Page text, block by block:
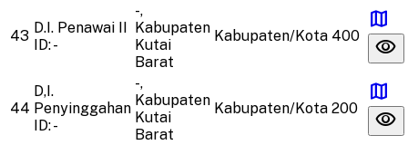
43 D.I. Penawai II
ID: -
-,
Kabupaten
Kutai
Barat
Kabupaten/Kota 400
map
visibility
44
D,I.
Penyinggahan
ID: -
-,
Kabupaten
Kutai
Barat
Kabupaten/Kota 200
map
visibility